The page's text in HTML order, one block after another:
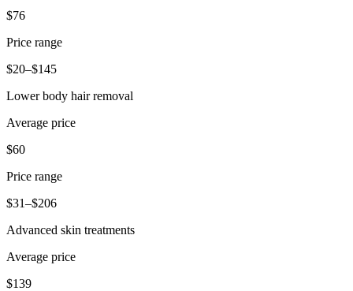
Panaderías
Acepta pagos
Haz crecer tu negocio
Programa y paga a tu equipo
Administra tu flujo de caja
Mejora las operaciones
Descubrir
$76
Price range
$20–$145
Lower body hair removal
Average price
$60
Price range
$31–$206
Advanced skin treatments
Average price
$139